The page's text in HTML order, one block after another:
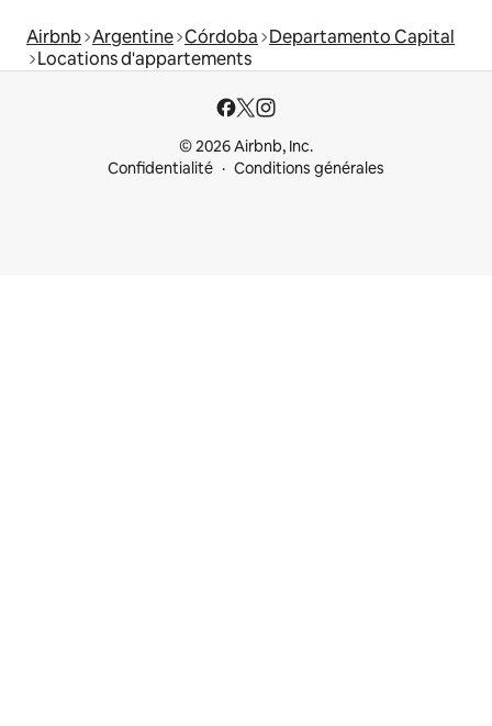
Airbnb Argentine Córdoba Departamento Capital
Locations d'appartements
© 2026 Airbnb, Inc.
Confidentialité
Conditions générales